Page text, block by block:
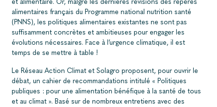
et alimentaire. Or, malgré les dernières révisions des repères
alimentaires français du Programme national nutrition santé
(PNNS), les politiques alimentaires existantes ne sont pas
suffisamment concrètes et ambitieuses pour engager les
évolutions nécessaires. Face à l’urgence climatique, il est
temps de se mettre à table !
Le Réseau Action Climat et Solagro proposent, pour ouvrir le
débat, un cahier de recommandations intitulé « Politiques
publiques : pour une alimentation bénéfique à la santé de tous
et au climat ». Basé sur de nombreux entretiens avec des